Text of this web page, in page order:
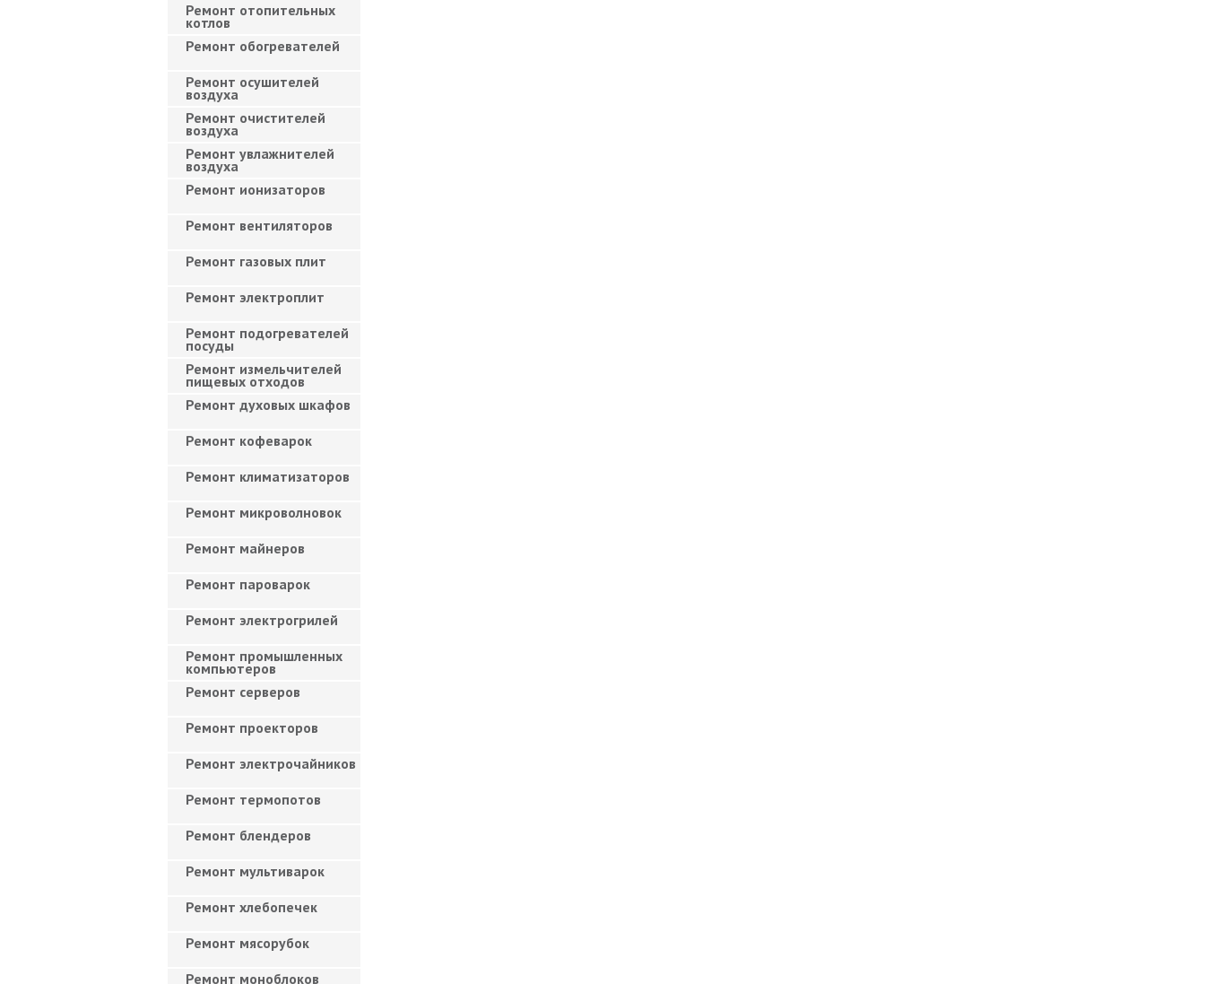
Ремонт отопительных
котлов
Ремонт обогревателей
Ремонт осушителей
воздуха
Ремонт очистителей
воздуха
Ремонт увлажнителей
воздуха
Ремонт ионизаторов
Ремонт вентиляторов
Ремонт газовых плит
Ремонт электроплит
Ремонт подогревателей
посуды
Ремонт измельчителей
пищевых отходов
Ремонт духовых шкафов
Ремонт кофеварок
Ремонт климатизаторов
Ремонт микроволновок
Ремонт майнеров
Ремонт пароварок
Ремонт электрогрилей
Ремонт промышленных
компьютеров
Ремонт серверов
Ремонт проекторов
Ремонт электрочайников
Ремонт термопотов
Ремонт блендеров
Ремонт мультиварок
Ремонт хлебопечек
Ремонт мясорубок
Ремонт моноблоков